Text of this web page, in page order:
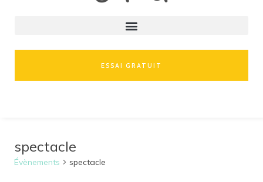
ESSAI GRATUIT
spectacle
Évènements spectacle